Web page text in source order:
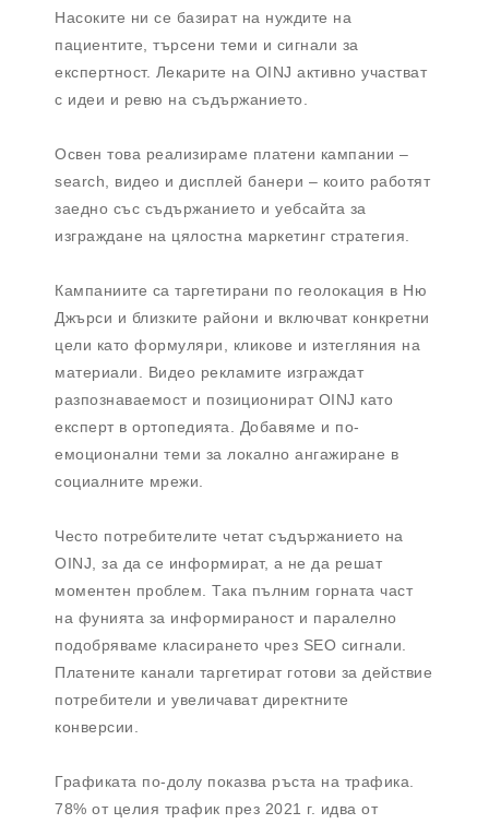
Насоките ни се базират на нуждите на
пациентите, търсени теми и сигнали за
експертност. Лекарите на OINJ активно участват
с идеи и ревю на съдържанието.
Освен това реализираме платени кампании –
search, видео и дисплей банери – които работят
заедно със съдържанието и уебсайта за
изграждане на цялостна маркетинг стратегия.
Кампаниите са таргетирани по геолокация в Ню
Джърси и близките райони и включват конкретни
цели като формуляри, кликове и изтегляния на
материали. Видео рекламите изграждат
разпознаваемост и позиционират OINJ като
експерт в ортопедията. Добавяме и по-
емоционални теми за локално ангажиране в
социалните мрежи.
Често потребителите четат съдържанието на
OINJ, за да се информират, а не да решат
моментен проблем. Така пълним горната част
на фунията за информираност и паралелно
подобряваме класирането чрез SEO сигнали.
Платените канали таргетират готови за действие
потребители и увеличават директните
конверсии.
Графиката по-долу показва ръста на трафика.
78% от целия трафик през 2021 г. идва от